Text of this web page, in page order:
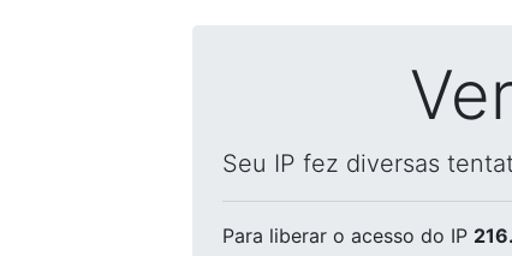
Seu IP fez diversas
Para liberar o acesso do IP